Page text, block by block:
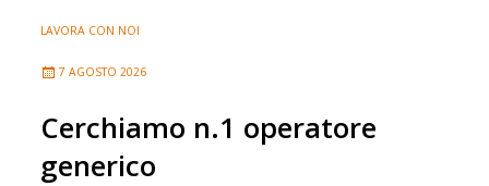
LAVORA CON NOI
7 AGOSTO 2026
Cerchiamo n.1 operatore
generico